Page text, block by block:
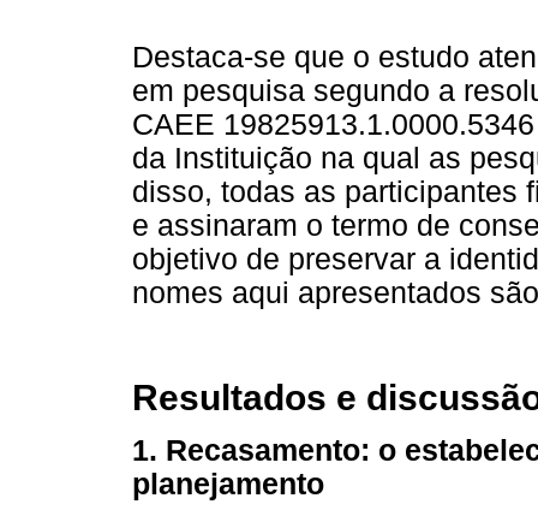
Destaca-se que o estudo
em pesquisa segundo a
CAEE
da Instituição na qual as
disso, todas as participantes
e assinaram o termo de
objetivo de preservar a
nomes aqui apresentados
Resultados e
1. Recasamento: o
planejamento